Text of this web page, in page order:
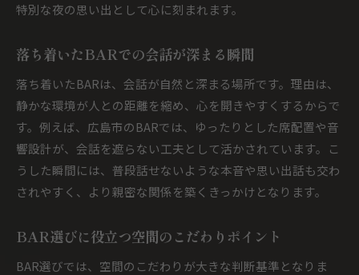
特別な夜の思い出として心に刻まれます。
落ち着いたBARでの会話が深まる瞬間
落ち着いたBARは、会話が自然と深まる場所です。理由は、
静かな環境が人との距離を縮め、心を開きやすくするからで
す。例えば、広島市のBARでは、ゆったりとした席配置や音
響設計が、会話を遮らない工夫として活かされています。こ
うした瞬間には、普段話せないような本音や思い出話も交わ
されやすく、より親密な関係を築くきっかけとなります。
BAR選びに役立つ空間のこだわりポイント
BAR選びでは、空間のこだわりが大きな判断基準となりま